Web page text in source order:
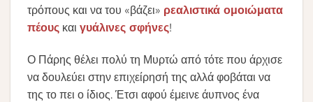
τρόπους και να του «βάζει» ρεαλιστικά ομοιώματα
πέους και γυάλινες σφήνες!
Ο Πάρης θέλει πολύ τη Μυρτώ από τότε που άρχισε
να δουλεύει στην επιχείρησή της αλλά φοβάται να
της το πει ο ίδιος. Έτσι αφού έμεινε άυπνος ένα